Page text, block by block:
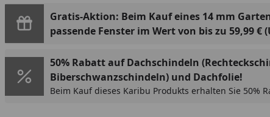
Gratis-Aktion: Beim Kauf eines 14 mm
passende Fenster im Wert von bis zu 59,99 €
50% Rabatt auf Dachschindeln
Biberschwanzschindeln) und Dachfolie!
Beim Kauf dieses Karibu Produkts erhalten Sie 50%